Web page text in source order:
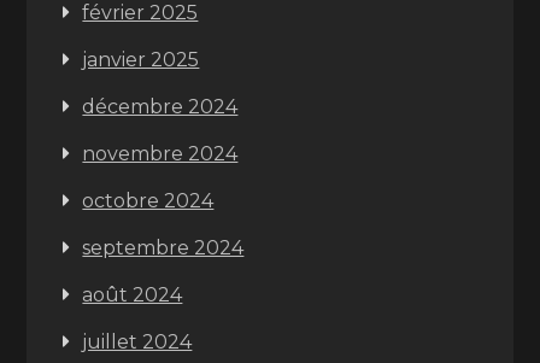
février 2025
janvier 2025
décembre 2024
novembre 2024
octobre 2024
septembre 2024
août 2024
juillet 2024